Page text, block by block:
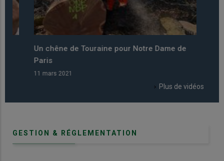
Un chêne de Touraine pour Notre Dame de
Paris
11 mars 2021
Plus de vidéos
GESTION & RÉGLEMENTATION